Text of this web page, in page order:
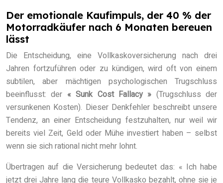
Der emotionale Kaufimpuls, der 40 % der
Motorradkäufer nach 6 Monaten bereuen
lässt
Die Entscheidung, eine Vollkaskoversicherung nach drei
Jahren fortzuführen oder zu kündigen, wird oft von einem
subtilen, aber mächtigen psychologischen Trugschluss
beeinflusst: der « Sunk Cost Fallacy » (Trugschluss der
versunkenen Kosten). Dieser Denkfehler beschreibt unsere
Tendenz, an einer Entscheidung festzuhalten, nur weil wir
bereits viel Zeit, Geld oder Mühe investiert haben – selbst
wenn sie sich rational nicht mehr lohnt.
Übertragen auf die Versicherung bedeutet das: « Ich habe
jetzt drei Jahre lang die teure Vollkasko bezahlt, ohne sie je